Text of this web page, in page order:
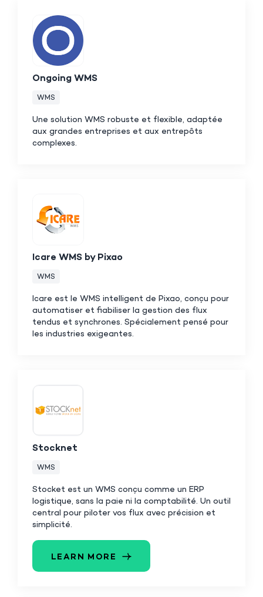
Ongoing WMS
WMS
Une solution WMS robuste et flexible, adaptée
aux grandes entreprises et aux entrepôts
complexes.
Icare WMS by Pixao
WMS
Icare est le WMS intelligent de Pixao, conçu pour
automatiser et fiabiliser la gestion des flux
tendus et synchrones. Spécialement pensé pour
les industries exigeantes.
Stocknet
WMS
Stocket est un WMS conçu comme un ERP
logistique, sans la paie ni la comptabilité. Un outil
central pour piloter vos flux avec précision et
simplicité.
LEARN MORE